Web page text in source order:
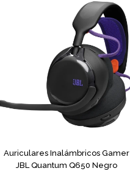
Auriculares Inalámbricos Gamer
JBL Quantum Q650 Negro